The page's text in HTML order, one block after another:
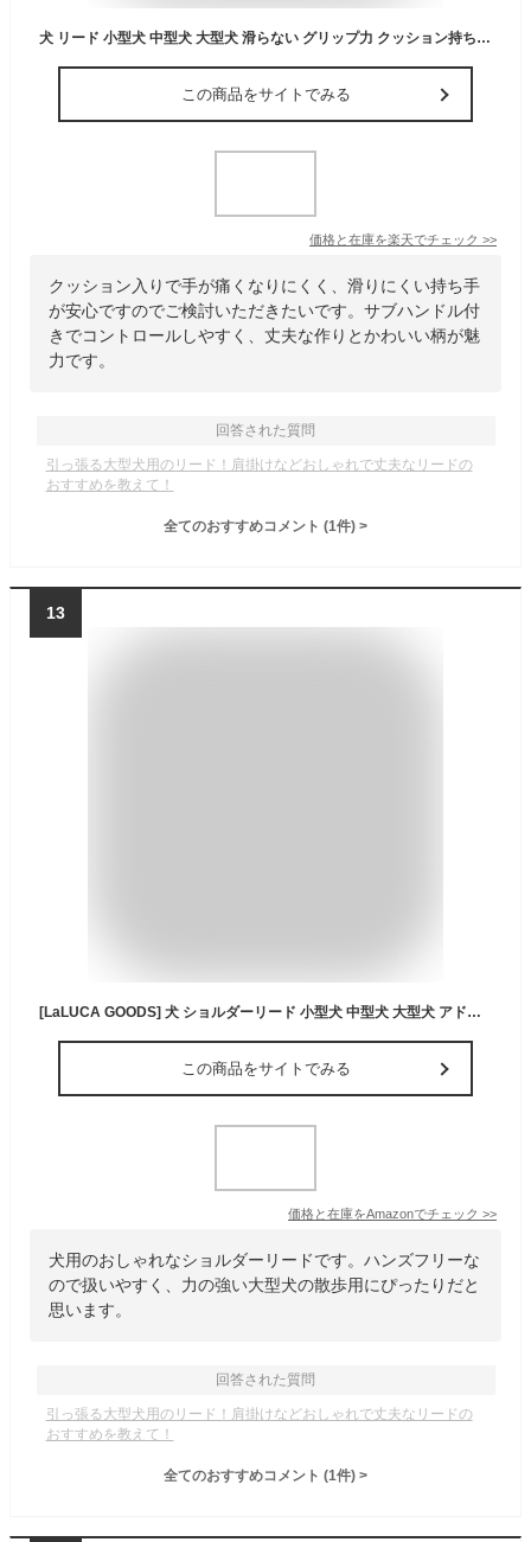
犬 リード 小型犬 中型犬 大型犬 滑らない グリップ力 クッション持ち手 多機能 ショートリード サブハンドル付き おしゃれ 北欧 水玉 ドット 花柄 ポップ すず工房 SUZUKOUBOU多機能シングルリード FABRICシリーズ ガーリー
この商品をサイトでみる
価格と在庫を楽天でチェック >>
クッション入りで手が痛くなりにくく、滑りにくい持ち手
が安心ですのでご検討いただきたいです。サブハンドル付
きでコントロールしやすく、丈夫な作りとかわいい柄が魅
力です。
回答された質問
引っ張る大型犬用のリード！肩掛けなどおしゃれで丈夫なリードの
おすすめを教えて！
全てのおすすめコメント (1件) >
13
[LaLUCA GOODS] 犬 ショルダーリード 小型犬 中型犬 大型犬 アドバンスモア 01モデル ハンズフリー レッド Aセット Mサイズ
この商品をサイトでみる
価格と在庫をAmazonでチェック >>
犬用のおしゃれなショルダーリードです。ハンズフリーな
ので扱いやすく、力の強い大型犬の散歩用にぴったりだと
思います。
回答された質問
引っ張る大型犬用のリード！肩掛けなどおしゃれで丈夫なリードの
おすすめを教えて！
全てのおすすめコメント (1件) >